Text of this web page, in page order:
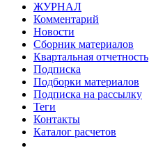
ЖУРНАЛ
Комментарий
Новости
Сборник материалов
Квартальная отчетность
Подписка
Подборки материалов
Подписка на рассылку
Теги
Контакты
Каталог расчетов